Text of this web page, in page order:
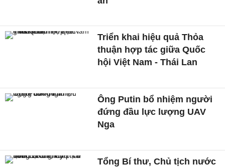
Triển khai hiệu quả Thỏa
thuận hợp tác giữa Quốc
hội Việt Nam - Thái Lan
Ông Putin bổ nhiệm người
đứng đầu lực lượng UAV
Nga
Tổng Bí thư, Chủ tịch nước